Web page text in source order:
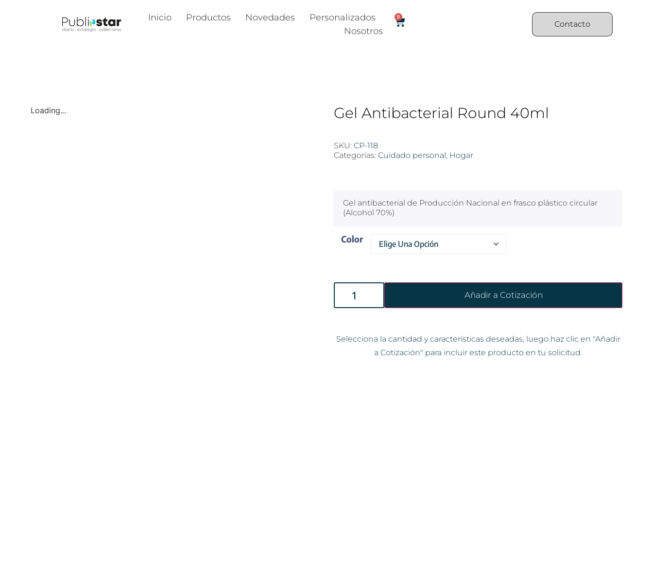
Inicio Productos Novedades
Personalizados
Nosotros
0
Contacto
Loading... Gel Antibacterial Round 40ml
SKU: CP-118
Categorías: Cuidado personal , Hogar
Gel antibacterial de Producción Nacional en frasco plástico circular
(Alcohol 70%)
Color
Añadir a Cotización
Selecciona la cantidad y características deseadas, luego haz clic en "Añadir
a Cotización" para incluir este producto en tu solicitud.